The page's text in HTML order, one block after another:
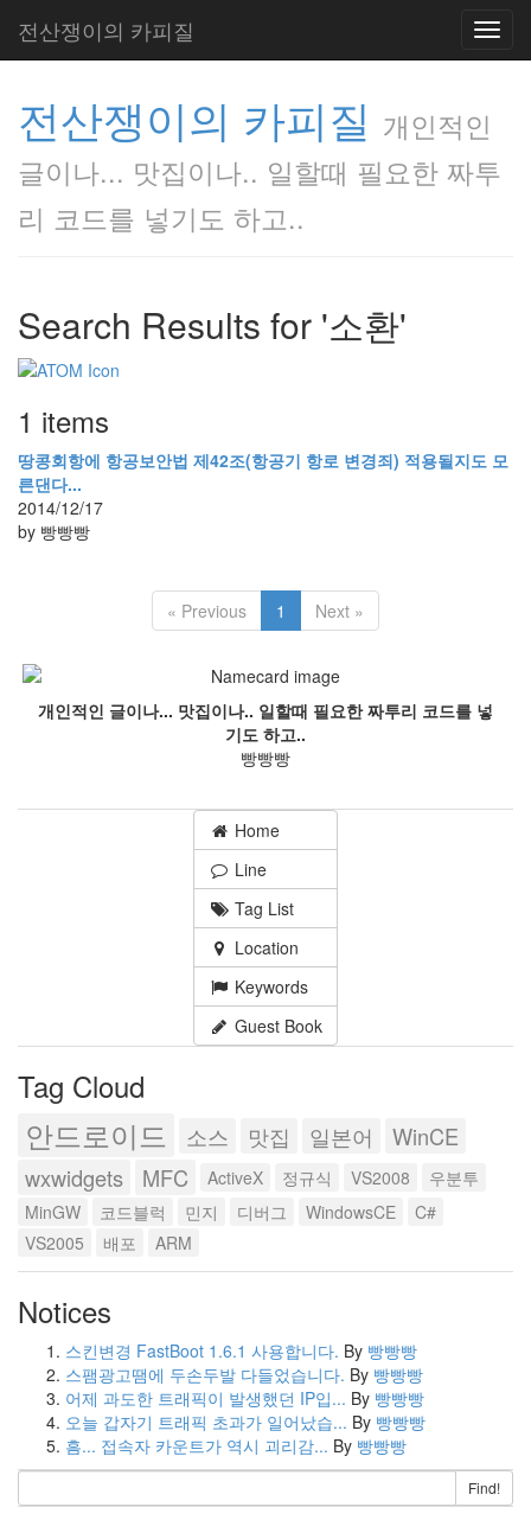
전산쟁이의 카피질
전산쟁이의 카피질 개인적인
글이나... 맛집이나.. 일할때 필요한 짜투
리 코드를 넣기도 하고..
Search Results for '소환'
1 items
땅콩회항에 항공보안법 제42조(항공기 항로 변경죄) 적용될지도 모
른댄다...
2014/12/17
by 빵빵빵
« Previous 1 Next »
개인적인 글이나... 맛집이나.. 일할때 필요한 짜투리 코드를 넣
기도 하고..
빵빵빵
Home
Line
Tag List
Location
Keywords
Guest Book
Tag Cloud
안드로이드 소스 맛집 일본어
WinCE
wxwidgets
MFC ActiveX 정규식 VS2008
우분투
MinGW
코드블럭 민지 디버그 WindowsCE
C#
VS2005
배포 ARM
Notices
스킨변경 FastBoot 1.6.1 사용합니다. By 빵빵빵
스팸광고땜에 두손두발 다들었습니다. By 빵빵빵
어제 과도한 트래픽이 발생했던 IP입... By 빵빵빵
오늘 갑자기 트래픽 초과가 일어났습... By 빵빵빵
흠... 접속자 카운트가 역시 괴리감... By 빵빵빵
Find!